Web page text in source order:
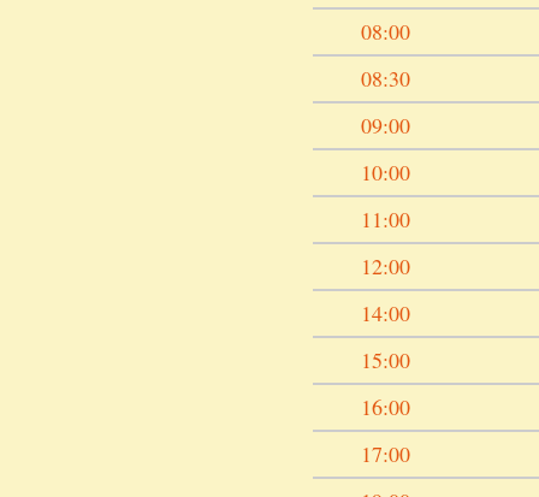
08:00
08:30
09:00
10:00
11:00
12:00
14:00
15:00
16:00
17:00